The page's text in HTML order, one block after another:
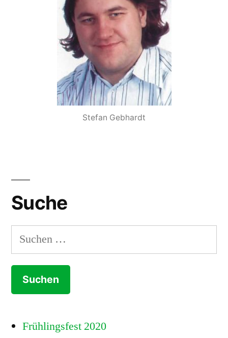
Stefan Gebhardt
Suche
Suchen
nach:
Frühlingsfest 2020